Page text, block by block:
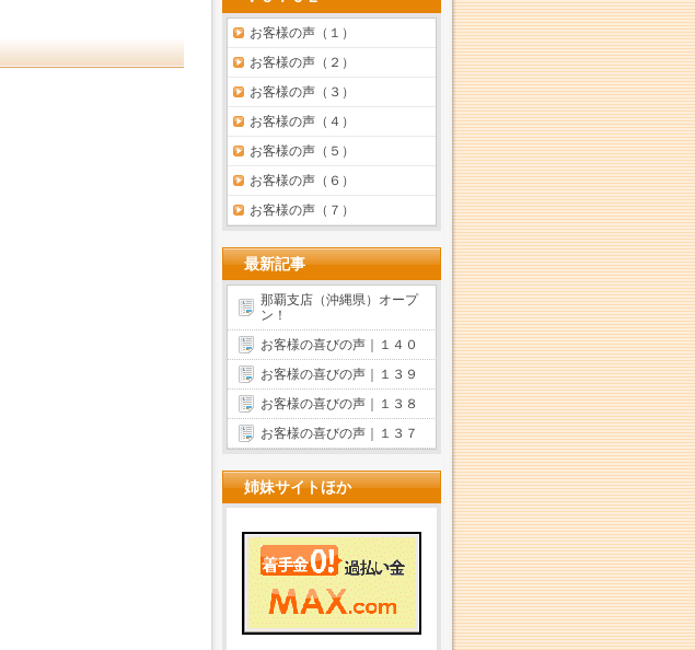
お客様の声（１）
お客様の声（２）
お客様の声（３）
お客様の声（４）
お客様の声（５）
お客様の声（６）
お客様の声（７）
最新記事
那覇支店（沖縄県）オープ
ン！
お客様の喜びの声｜１４０
お客様の喜びの声｜１３９
お客様の喜びの声｜１３８
お客様の喜びの声｜１３７
姉妹サイトほか